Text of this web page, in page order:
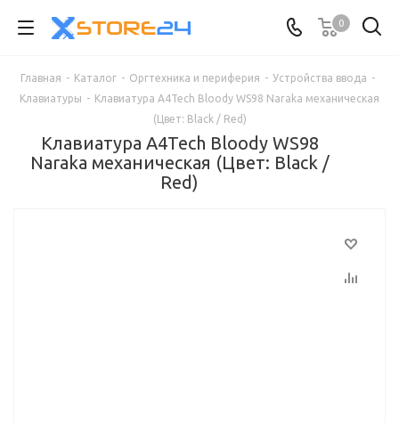
0
Главная - Каталог - Оргтехника и периферия - Устройства ввода -
Клавиатуры - Клавиатура A4Tech Bloody WS98 Naraka механическая
(Цвет: Black / Red)
Клавиатура A4Tech Bloody WS98
Naraka механическая (Цвет: Black /
Red)